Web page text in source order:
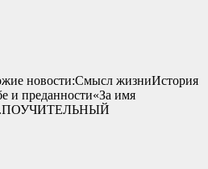
новости:Смысл жизниИстория
и преданности«За имя